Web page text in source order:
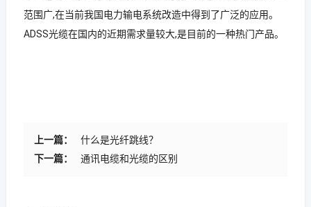
范围广,在当前我国电力输电系统改造中得到了广泛的应用。
ADSS光缆在国内的近期需求量较大,是目前的一种热门产品。
上一篇：
什么是光纤跳线？
下一篇：
通讯电缆和光缆的区别